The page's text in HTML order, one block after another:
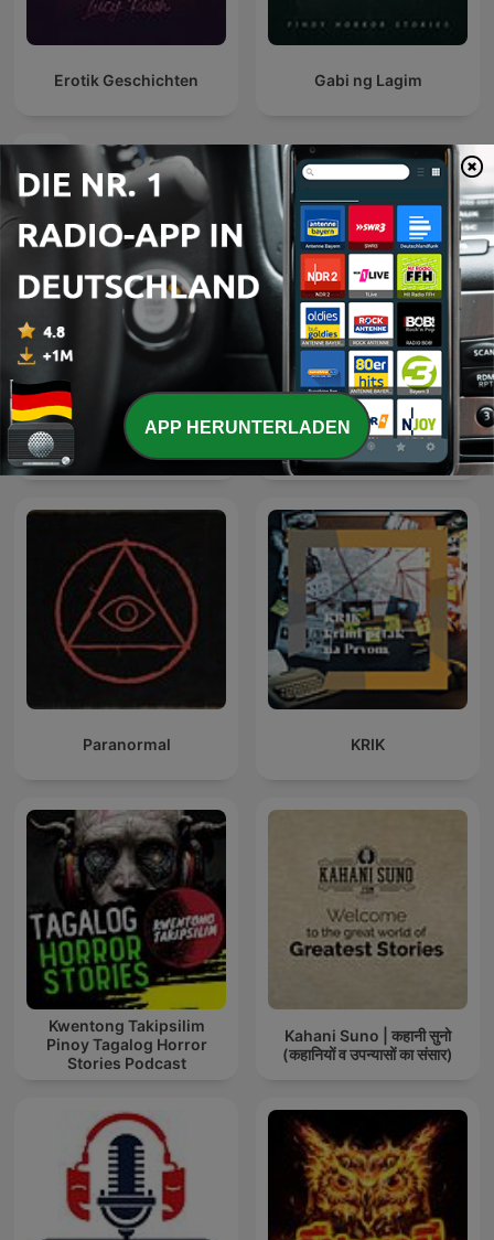
Erotik Geschichten Gabi ng Lagim
Internationale Fiktion-Podcasts
Bagong Ndagel La Mano Peluda
Paranormal KRIK
Kwentong Takipsilim
Pinoy Tagalog Horror
Stories Podcast
Kahani Suno | कहानी सुनो
(कहानियों व उपन्यासों का संसार)
APP HERUNTERLADEN